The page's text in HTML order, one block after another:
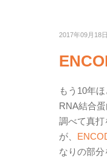
2017年09月18
もう10年
RNA結合
調べて真
が、
なりの部